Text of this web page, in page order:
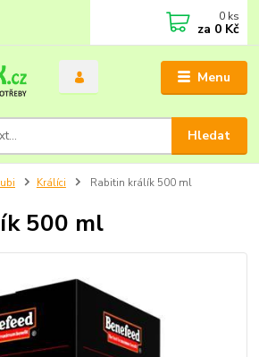
Menu
Hledat
0 ks
za 0 Kč
Králíci Rabitin králík 500 ml
500 ml